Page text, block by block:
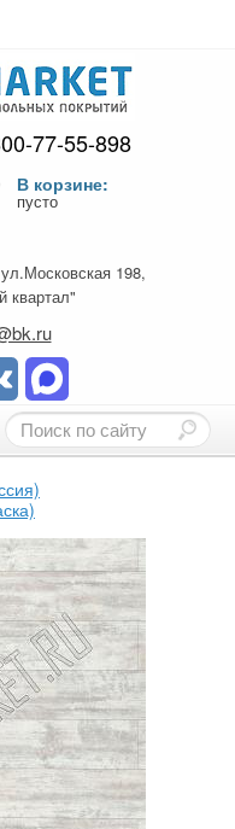
77-55-898
В корзине:
пусто
198,
квартал"